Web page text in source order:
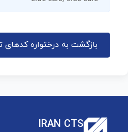
بازگشت به درختواره کدهای
IRAN CTS